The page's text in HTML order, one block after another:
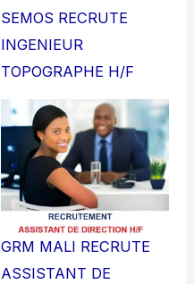
SEMOS RECRUTE
INGENIEUR
TOPOGRAPHE H/F
GRM MALI RECRUTE
ASSISTANT DE